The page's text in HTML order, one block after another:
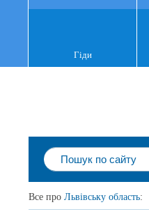
Гіди
Все про Львівську область: